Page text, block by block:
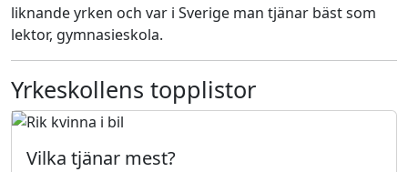
liknande yrken och var i Sverige man tjänar bäst som
lektor, gymnasieskola.
Yrkeskollens topplistor
Vilka tjänar mest?